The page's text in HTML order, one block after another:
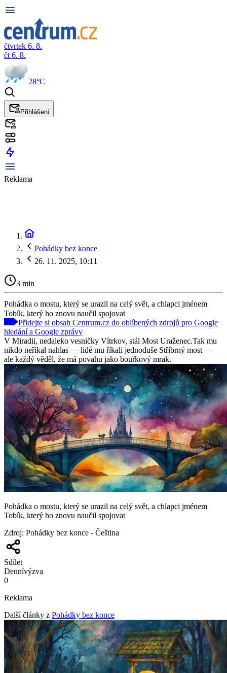
čtvrtek 6. 8.
čt 6. 8.
28°C
Přihlášení
Reklama
Pohádky bez konce
26. 11. 2025, 10:11
3 min
Pohádka o mostu, který se urazil na celý svět, a chlapci jménem
Tobík, který ho znovu naučil spojovat
Přidejte si obsah Centrum.cz do oblíbených zdrojů pro Google
hledání a Google zprávy
V Miradii, nedaleko vesničky Vítrkov, stál Most Uraženec.Tak mu
nikdo neříkal nahlas — lidé mu říkali jednoduše Stříbrný most —
ale každý věděl, že má povahu jako bouřkový mrak.
Pohádka o mostu, který se urazil na celý svět, a chlapci jménem
Tobík, který ho znovu naučil spojovat
Zdroj: Pohádky bez konce - Čeština
Sdílet
Dennívýzva
0
Reklama
Další články z Pohádky bez konce